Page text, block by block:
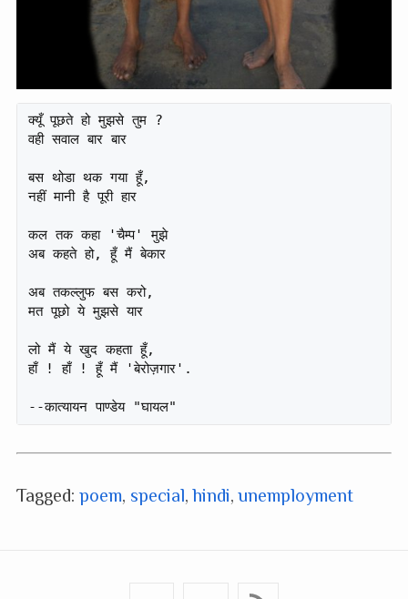
क्यूँ पूछते हो मुझसे तुम ?
वही सवाल बार बार
बस थोडा थक गया हूँ,
नहीं मानी है पूरी हार
कल तक कहा 'चैम्प' मुझे
अब कहते हो, हूँ मैं बेकार
अब तकल्लुफ बस करो,
मत पूछो ये मुझसे यार
लो मैं ये खुद कहता हूँ,
हाँ ! हाँ ! हूँ मैं 'बेरोज़गार'.
Tagged: poem, special,hindi,unemployment